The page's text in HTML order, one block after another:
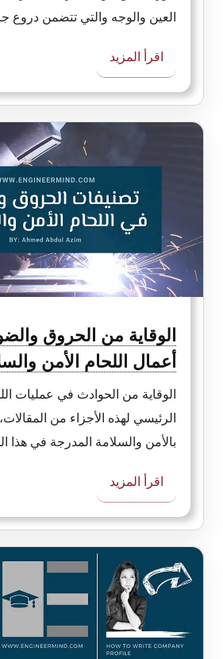
العين والوجه والتي تتضمن دروع
اقرأ المزيد
حماية
الوجه
والأذن
في
اعمال
اللحام
الوقاية من الحروق
أعمال اللحام الأمن
الوقاية من الحوادث في عمليات
الرئيسي لهذه الأجزاء من
بالأمن والسلامة المدرجة في
اقرأ المزيد
الوقاية
من
الحروق
والضوء
في
أعمال
اللحام